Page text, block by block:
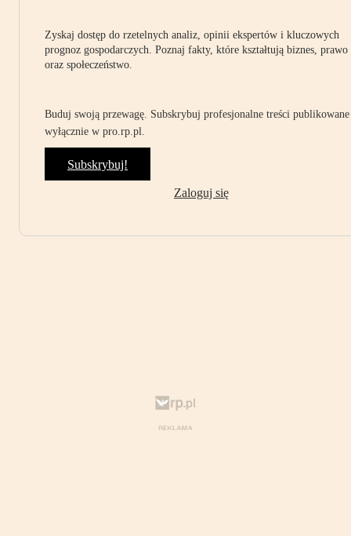
Zyskaj dostęp do rzetelnych analiz, opinii ekspertów i kluczowych
prognoz gospodarczych. Poznaj fakty, które kształtują biznes, prawo
oraz społeczeństwo.
Buduj swoją przewagę. Subskrybuj profesjonalne treści publikowane
wyłącznie w pro.rp.pl.
Subskrybuj!
Zaloguj się